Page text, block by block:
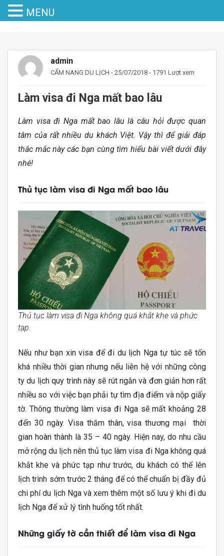
admin
CẨM NANG DU LỊCH - 25/07/2018 - 1791 Lượt xem
Làm visa đi Nga mất bao lâu
Làm visa đi Nga mất bao lâu là câu hỏi được quan
tâm của rất nhiều du khách Việt. Vậy thì để giải đáp
thắc mắc này các bạn cùng tìm hiểu bài viết dưới đây
nhé!
Thủ tục làm visa đi Nga mất bao lâu
Thủ tục làm visa đi Nga không quá khắt khe và phức
tạp.
Nếu như bạn xin visa để đi du lịch Nga tự túc sẽ tốn
khá nhiều thời gian nhưng nếu liên hệ với những công
ty du lịch quy trình này sẽ rút ngắn và đơn giản hơn rất
nhiều so với việc bạn phải tự tìm địa điểm và nộp giấy
tờ. Thông thường làm visa đi Nga sẽ mất khoảng 28
đến 30 ngày. Visa thăm thân, visa thương mại thời
gian hoàn thành là 35 – 40 ngày. Hiện nay, do nhu cầu
mở rộng du lịch nên thủ tục làm visa đi Nga không quá
khắt khe và phức tạp như trước, du khách có thể lên
lịch trình sớm trước 2 tháng để có thể chuẩn bị đầy đủ
chi phí du lịch Nga và xem thêm một số lưu ý khi đi du
lịch Nga để xử lý tình huống tốt nhất.
Những giấy tờ cần thiết để làm visa đi Nga
MENU